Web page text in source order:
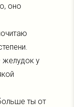
оно
у
ты от